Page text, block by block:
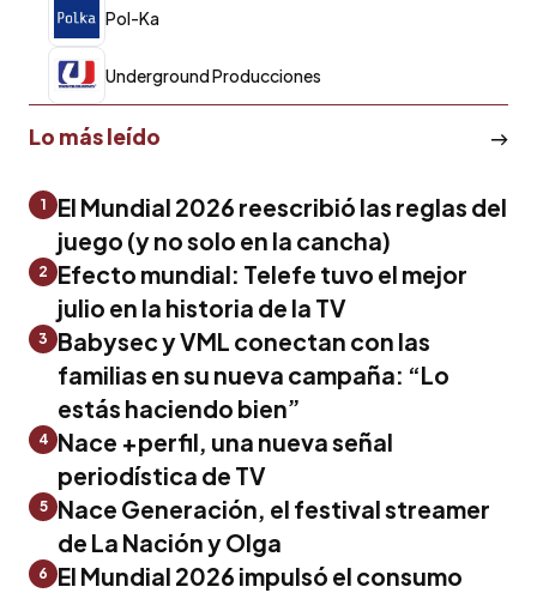
Pol-Ka
Underground Producciones
Lo más leído
1
El Mundial 2026 reescribió las reglas del
juego (y no solo en la cancha)
2
Efecto mundial: Telefe tuvo el mejor
julio en la historia de la TV
3
Babysec y VML conectan con las
familias en su nueva campaña: “Lo
estás haciendo bien”
4 Nace +perfil, una nueva señal
periodística de TV
5
Nace Generación, el festival streamer
de La Nación y Olga
6
El Mundial 2026 impulsó el consumo